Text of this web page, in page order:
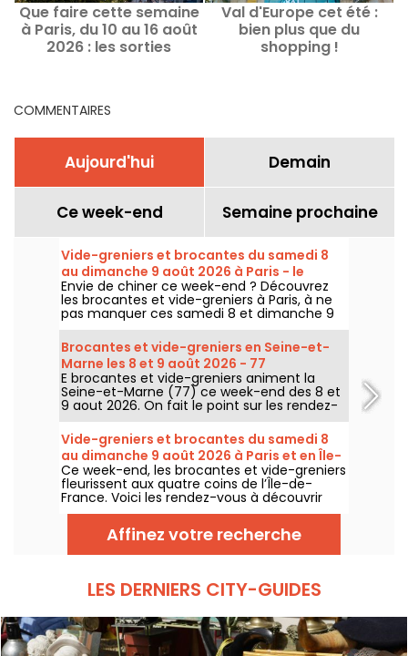
Que faire cette semaine
à Paris, du 10 au 16 août
2026 : les sorties
Val d'Europe cet été :
bien plus que du
shopping !
COMMENTAIRES
Aujourd'hui Demain
Ce week-end Semaine prochaine
Vide-greniers et brocantes du samedi 8
au dimanche 9 août 2026 à Paris - le
programme du week-end
Envie de chiner ce week-end ? Découvrez
les brocantes et vide-greniers à Paris, à ne
pas manquer ces samedi 8 et dimanche 9
août 2026 pour faire le plein de bonnes
affaires.
Brocantes et vide-greniers en Seine-et-
Marne les 8 et 9 août 2026 - 77
E brocantes et vide-greniers animent la
Seine-et-Marne (77) ce week-end des 8 et
9 aout 2026. On fait le point sur les rendez-
vous qui vous attendent !
Vide-greniers et brocantes du samedi 8
au dimanche 9 août 2026 à Paris et en Île-
de-France - le programme du week-end
Ce week-end, les brocantes et vide-greniers
fleurissent aux quatre coins de l’Île-de-
France. Voici les rendez-vous à découvrir
ces samedi 8 et dimanche 9 août 2026 pour
chiner, fouiller et peut-être dénicher la perle
Affinez votre recherche
LES DERNIERS CITY-GUIDES